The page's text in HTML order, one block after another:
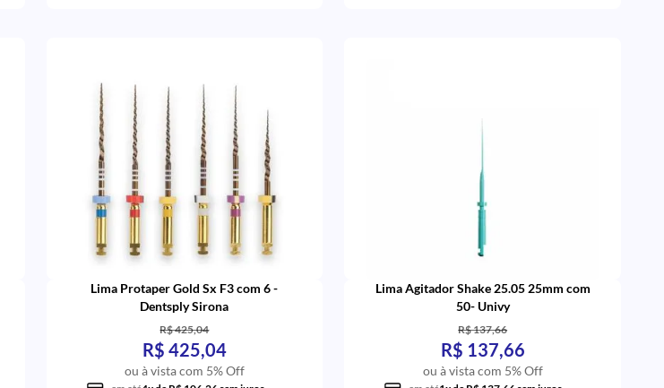
Lima Protaper Gold Sx F3 com 6 -
Dentsply Sirona
R$ 425,04
R$ 425,04
ou à vista com 5% Off
Lima Agitador Shake 25.05 25mm com
50- Univy
R$ 137,66
R$ 137,66
ou à vista com 5% Off